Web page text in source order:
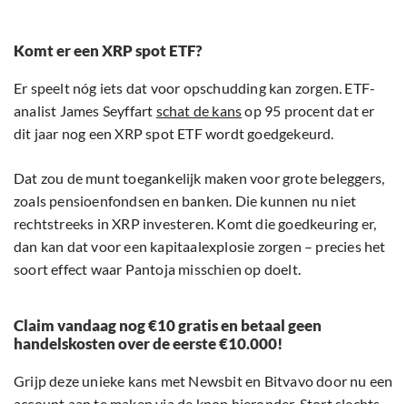
Komt er een XRP spot ETF?
Er speelt nóg iets dat voor opschudding kan zorgen. ETF-
analist James Seyffart schat de kansop 95 procent dat er
dit jaar nog een XRP spot ETF wordt goedgekeurd.
Dat zou de munt toegankelijk maken voor grote beleggers,
zoals pensioenfondsen en banken. Die kunnen nu niet
rechtstreeks in XRP investeren. Komt die goedkeuring er,
dan kan dat voor een kapitaalexplosie zorgen – precies het
soort effect waar Pantoja misschien op doelt.
Claim vandaag nog €10 gratis en betaal geen
handelskosten over de eerste €10.000!
Grijp deze unieke kans met Newsbit en Bitvavo door nu een